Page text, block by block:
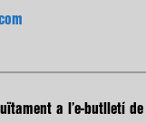
a l’e-butlletí de